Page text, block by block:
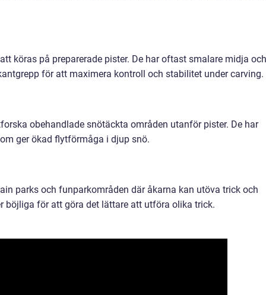
köras på preparerade pister. De har oftast smalare midja och
för att maximera kontroll och stabilitet under carving.
obehandlade snötäckta områden utanför pister. De har
ger ökad flytförmåga i djup snö.
parks och funparkområden där åkarna kan utöva trick och
böjliga för att göra det lättare att utföra olika trick.